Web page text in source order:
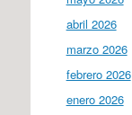
abril 2026
marzo 2026
febrero 2026
enero 2026